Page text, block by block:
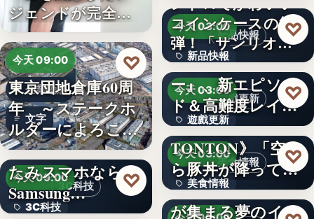
ジェンドが完全復
活武田久…
今天 09:00
企業動態
文字
東京団地倉庫60周
年 ～ステークホ
ルダーによろこば
れる…
♡
3C科技
今天 09:00
3C科技
＜OPEN＞折りた
たみスマホなら
Samsung…
♡
47
新品快報
今天 03:00
新品快報
400
コインケースの第2
弾！「サンリオキ
ャラク…
♡
遊戲更新
今天 03:00
遊戲更新
文字
『ソウルワーカ
ー』、新エピソー
ド＆高難度レイド
を実装！新…
♡
美食情報
今天 03:00
美食情報
文字
《豚丼屋
TONTON》「空か
ら豚丼が降ってき
た」が現実に…
♡
アイプリのみんな
が集まる夢のイベ